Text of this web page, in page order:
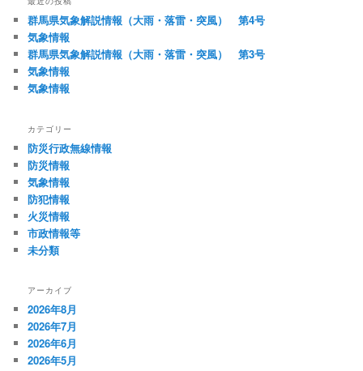
ー
シ
ョ
ン
群馬県気象解説情報（大雨・落雷・突風） 第4号
気象情報
群馬県気象解説情報（大雨・落雷・突風） 第3号
気象情報
気象情報
カテゴリー
防災行政無線情報
防災情報
気象情報
防犯情報
火災情報
市政情報等
未分類
アーカイブ
2026年8月
2026年7月
2026年6月
2026年5月